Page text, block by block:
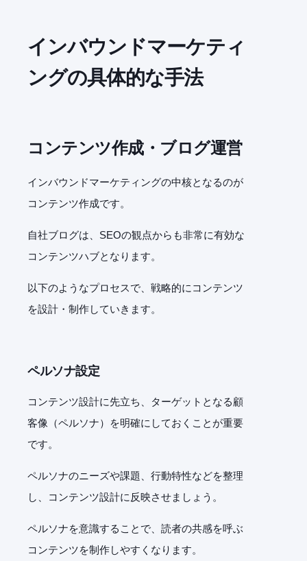
インバウンドマーケティ
ングの具体的な手法
コンテンツ作成・ブログ運営
インバウンドマーケティングの中核となるのが
コンテンツ作成です。
自社ブログは、 SEOの観点からも非常に有効な
コンテンツハブとなります。
以下のようなプロセスで、戦略的にコンテンツ
を設計・制作していきます。
ペルソナ設定
コンテンツ設計に先立ち、ターゲットとなる顧
客像（ペルソナ）を明確にしておくことが重要
です。
ペルソナのニーズや課題、行動特性などを整理
し、コンテンツ設計に反映させましょう。
ペルソナを意識することで、読者の共感を呼ぶ
コンテンツを制作しやすくなります。